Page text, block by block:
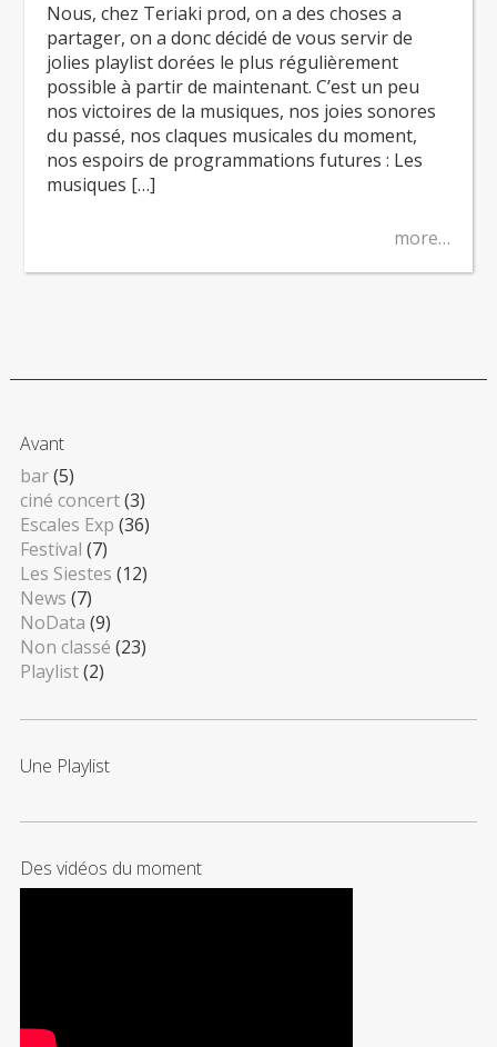
Nous, chez Teriaki prod, on a des choses a
partager, on a donc décidé de vous servir de
jolies playlist dorées le plus régulièrement
possible à partir de maintenant. C’est un peu
nos victoires de la musiques, nos joies sonores
du passé, nos claques musicales du moment,
nos espoirs de programmations futures : Les
musiques […]
more…
Avant
bar(5)
ciné concert(3)
Escales Exp (36)
Festival (7)
Les Siestes (12)
News (7)
NoData (9)
Non classé (23)
Playlist(2)
Une Playlist
Des vidéos du moment